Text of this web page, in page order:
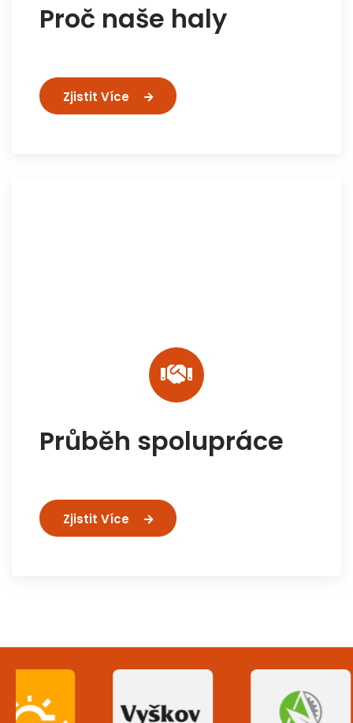
Proč naše haly
Zjistit Více
Průběh spolupráce
Zjistit Více